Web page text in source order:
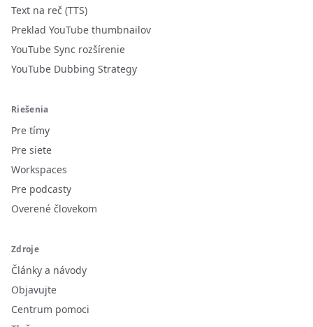
Text na reč (TTS)
Preklad YouTube thumbnailov
YouTube Sync rozšírenie
YouTube Dubbing Strategy
Riešenia
Pre tímy
Pre siete
Workspaces
Pre podcasty
Overené človekom
Zdroje
Články a návody
Objavujte
Centrum pomoci